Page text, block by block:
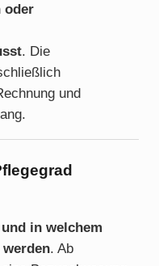
oder
. Die
und
in welchem
. Ab